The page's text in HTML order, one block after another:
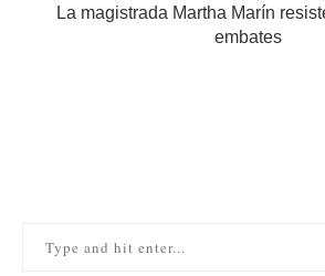
La magistrada Martha Marín
embates